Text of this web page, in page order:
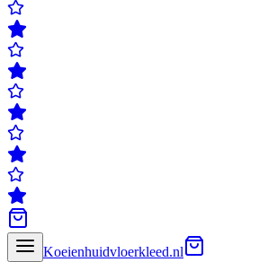
Koeienhuidvloerkleed.nl